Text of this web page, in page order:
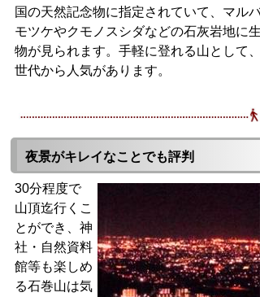
国の天然記念物に指定されていて、マルバ
モツケやクモノスシダなどの石灰岩地に生
物が見られます。手軽に登れる山として、
世代から人気があります。
夜景がキレイなことでも評判
30分程度で
山頂迄行くこ
とができ、神
社・自然資料
館等も楽しめ
る石巻山は気